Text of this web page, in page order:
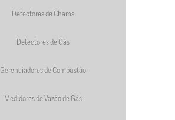
Detectores de Chama
Detectores de Gás
Gerenciadores de Combustão
Medidores de Vazão de Gás